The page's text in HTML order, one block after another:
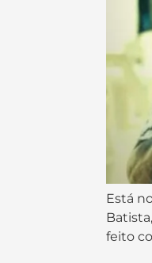
Está
feito